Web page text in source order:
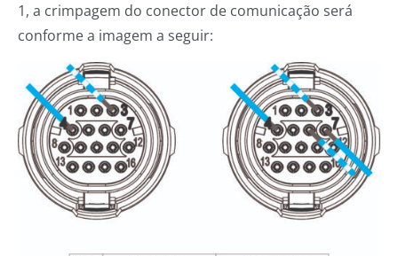
1, a crimpagem do conector de comunicação será
conforme a imagem a seguir: